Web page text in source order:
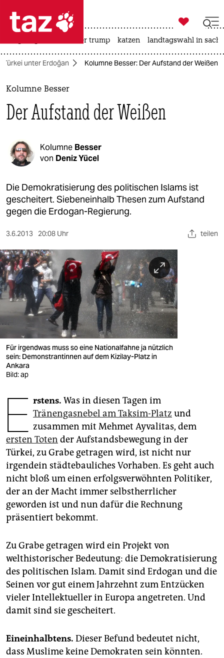
 taz zahl ich
taz zahl ich
themen
politik
gesellschaft
kultur
sport
nord
wahrheit
verlag
verlag
veranstaltungen
shop
fragen & hilfe
genossenschaft
epaper login

taz zahl ich
usa unter trump katzen landtagswahl in
Türkei unter Erdoğan Kolumne Besser: Der Aufstand der Weißen
Kolumne Besser
Der Aufstand der Weißen
Kolumne Besser
von Deniz Yücel
Die Demokratisierung des politischen Islams ist
gescheitert. Siebeneinhalb Thesen zum Aufstand
gegen die Erdogan-Regierung.
3.6.2013 20:08 Uhr teilen
Für irgendwas muss so eine Nationalfahne ja nützlich
sein: Demonstrantinnen auf dem Kizilay-Platz in
Ankara
Bild: ap
E rstens. Was in diesen Tagen im
Tränengasnebel am Taksim-Platz und
zusammen mit Mehmet Ayvalitas, dem
ersten Toten der Aufstandsbewegung in der
Türkei, zu Grabe getragen wird, ist nicht nur
irgendein städtebauliches Vorhaben. Es geht auch
nicht bloß um einen erfolgsverwöhnten Politiker,
der an der Macht immer selbstherrlicher
geworden ist und nun dafür die Rechnung
präsentiert bekommt.
Zu Grabe getragen wird ein Projekt von
welthistorischer Bedeutung: die Demokratisierung
des politischen Islam. Damit sind Erdogan und die
Seinen vor gut einem Jahrzehnt zum Entzücken
vieler Intellektueller in Europa angetreten. Und
damit sind sie gescheitert.
Eineinhalbtens. Dieser Befund bedeutet nicht,
dass Muslime keine Demokraten sein könnten.